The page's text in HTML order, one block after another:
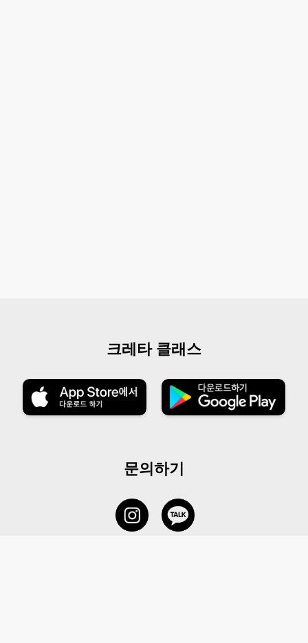
크레타 클래스
문의하기